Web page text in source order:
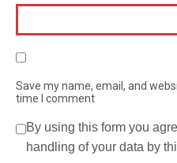
Save my name, email, and
time I comment
By using this form you
handling of your data by